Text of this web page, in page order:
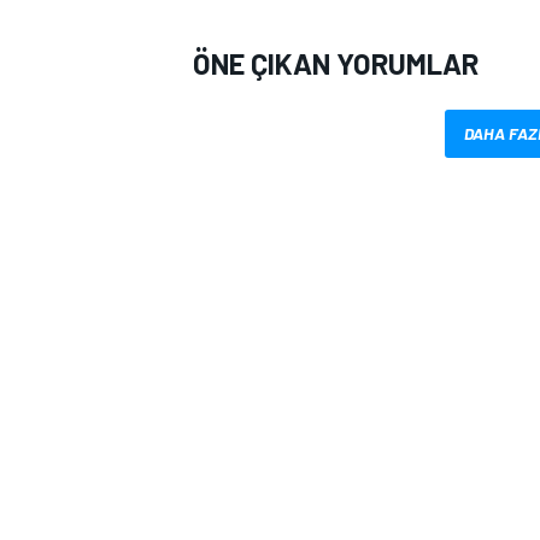
ÖNE ÇIKAN YORUMLAR
DAHA